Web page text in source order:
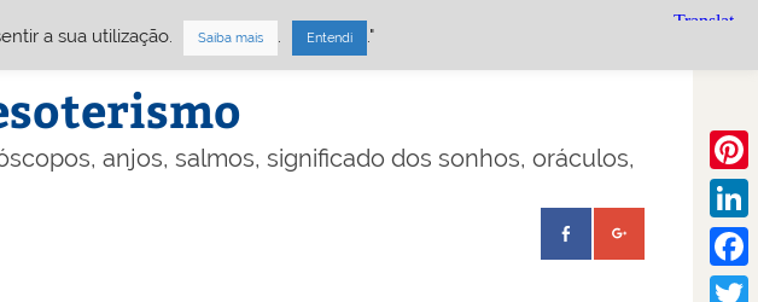
anjos, salmos, significado dos sonhos, oráculos,
a sua utilização. Saiba mais . Entendi ."